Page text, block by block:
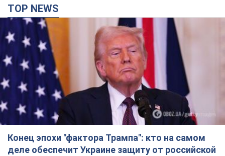
TOP NEWS
Конец эпохи "фактора Трампа": кто на самом
деле обеспечит Украине защиту от российской